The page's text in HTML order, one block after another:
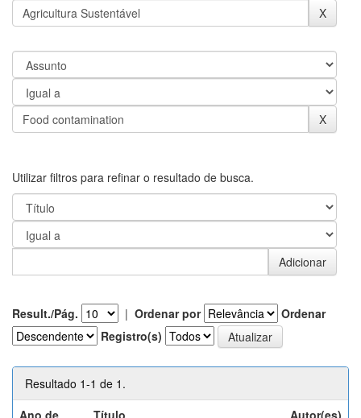
Utilizar filtros para refinar o resultado de busca.
Result./Pág. | Ordenar por
Ordenar
Registro(s)
Resultado 1-1 de 1.
Ano de
Título Autor(es)